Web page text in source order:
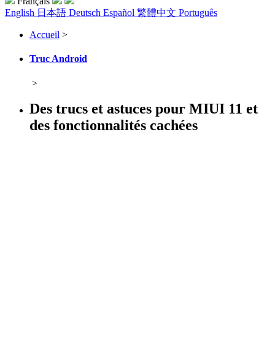
English 日本語 Deutsch Español 繁體中文 Português
Accueil >
Truc Android
>
Des trucs et astuces pour MIUI 11 et
des fonctionnalités cachées